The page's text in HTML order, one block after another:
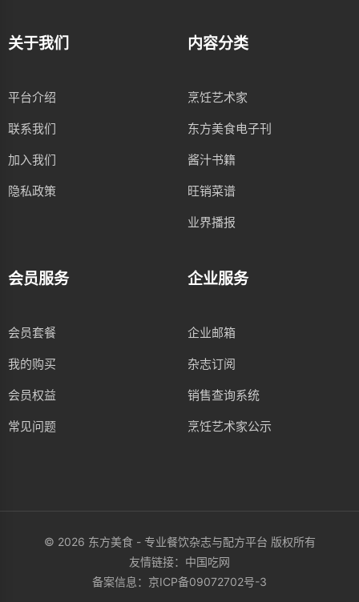
关于我们
平台介绍
联系我们
加入我们
隐私政策
内容分类
烹饪艺术家
东方美食电子刊
酱汁书籍
旺销菜谱
业界播报
会员服务
会员套餐
我的购买
会员权益
常见问题
企业服务
企业邮箱
杂志订阅
销售查询系统
烹饪艺术家公示
© 2026 东方美食 - 专业餐饮杂志与配方平台 版权所有
友情链接： 中国吃网
备案信息： 京ICP备09072702号-3